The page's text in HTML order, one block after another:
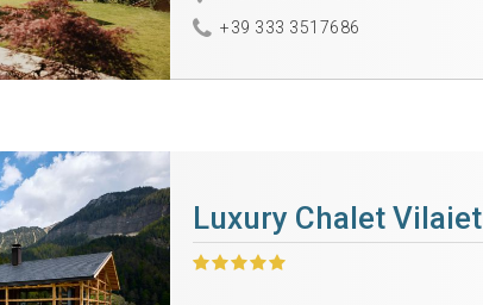
+39 333 3517686
Luxury Chalet Vilaiet